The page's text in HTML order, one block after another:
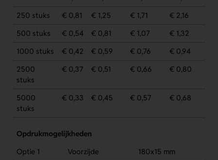
250 stuks
€ 0,81 € 1,25 € 1,71
€ 2,16
500 stuks
€ 0,54 € 0,81 € 1,07
€ 1,32
1000 stuks
€ 0,42 € 0,59 € 0,76
€ 0,94
2500
stuks
€ 0,37 € 0,51 € 0,66 € 0,80
5000
stuks
€ 0,33 € 0,45 € 0,57 € 0,68
Opdrukmogelijkheden
Optie 1
Voorzijde
180x15 mm